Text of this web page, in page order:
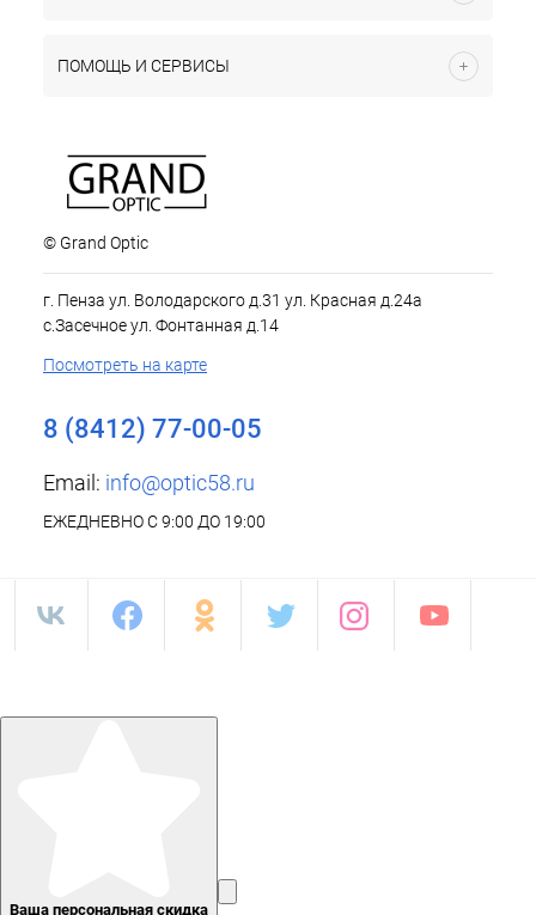
ПОМОЩЬ И СЕРВИСЫ
© Grand Optic
г. Пенза ул. Володарского д.31 ул. Красная д.24а
с.Засечное ул. Фонтанная д.14
Посмотреть на карте
8 (8412) 77-00-05
Email: info@optic58.ru
ЕЖЕДНЕВНО С 9:00 ДО 19:00
Ваша персональная скидка